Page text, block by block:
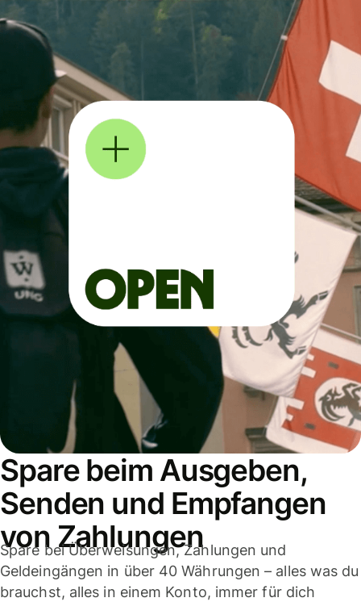
Spare beim Ausgeben,
Senden und Empfangen
von Zahlungen
Spare bei Überweisungen, Zahlungen und
Geldeingängen in über 40 Währungen – alles was du
brauchst, alles in einem Konto, immer für dich